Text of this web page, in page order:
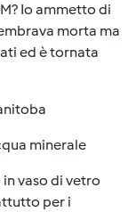
Io ammetto di
morta ma
ed è tornata
minerale
vaso di vetro
per i